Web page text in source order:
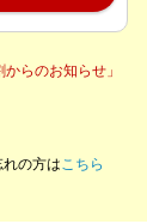
らのお知らせ」
の方はこちら